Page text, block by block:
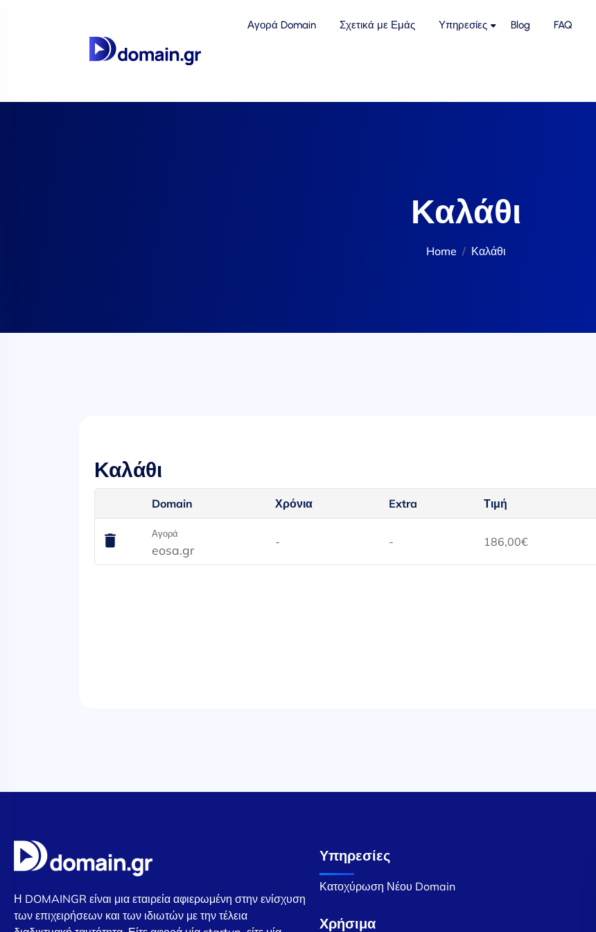
Αγορά Domain Σχετικά με Εμάς Υπηρεσίες Blog FAQ
Καλάθι
Home Καλάθι
Καλάθι
Domain Χρόνια Extra Τιμή
Αγορά
eosa.gr
- - 186,00€
Η DOMAINGR είναι μια εταιρεία αφιερωμένη στην ενίσχυση
των επιχειρήσεων και των ιδιωτών με την τέλεια
Υπηρεσίες
Κατοχύρωση Νέου Domain
Χρήσιμα